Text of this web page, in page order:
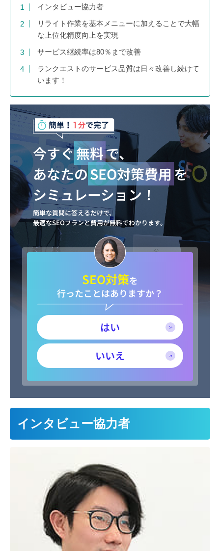
インタビュー協力者
リライト作業を基本メニューに加えることで大幅
な上位化精度向上を実現
サービス継続率は80％まで改善
ランクエストのサービス品質は日々改善し続けて
います！
今すぐ無料で、
あなたのSEO対策費用 を
シミュレーション！
簡単な質問に答えるだけで、
最適なSEOプランと費用が無料でわかります。
SEO対策を
行ったことはありますか？
はい
いいえ
インタビュー協力者